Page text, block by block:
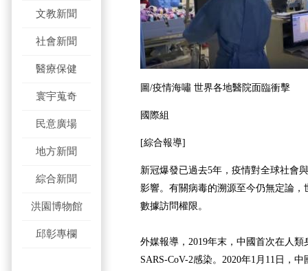
文教新聞
社會新聞
醫療保健
寰宇蒐奇
民意廣場
地方新聞
綜合新聞
洪園博物館
邱彰專欄
圖/疫情海嘯 世界各地醫院面臨衝擊
國際組
[綜合報導]
新冠爆發已過去5年，疫情對全球社會
影響。有關病毒的溯源至今仍無定論
數據訪問權限。
外媒報導，2019年末，中國首次在人
SARS-CoV-2感染。2020年1月11日，